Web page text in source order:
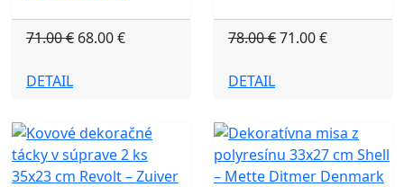
71.00 € 68.00 €
DETAIL
78.00 €71.00 €
DETAIL